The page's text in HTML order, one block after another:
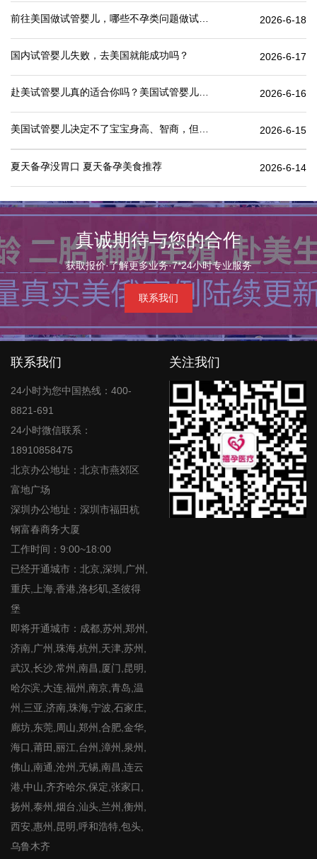
2026-6-18
国内试管婴儿失败，去美国就能成功吗？ 2026-6-17
2026-6-16
2026-6-15
夏天备孕没胃口 夏天备孕美食推荐 2026-6-14
真诚期待与您的合作
获取报价·了解更多业务·7*24小时专业服务
联系我们
联系我们
24小时为您中国热线：400-
8821-691
24小时微信联系：
18910858475
北京办公地址：北京市燕郊区
富地广场
深圳办公地址：深圳市福田杭
钢富春商务大厦
工作时间：9:00~18:00
已经开通城市：北京,深圳,广州,
重庆,上海,香港,洛杉矶,圣彼得
堡
即将开通城市：成都,苏州,郑州,
济南,广州,珠海,杭州,天津,苏州,
武汉,长沙,常州,南昌,厦门,昆明,
哈尔滨,大连,福州,南京,青岛,温
州,三亚,济南,珠海,宁波,石家庄,
廊坊,东莞,周山,郑州,合肥,金华,
海口,莆田,丽江,台州,漳州,泉州,
佛山,南通,沧州,无锡,南昌,连云
港,中山,齐齐哈尔,保定,张家口,
扬州,泰州,烟台,汕头,兰州,衡州,
西安,惠州,昆明,呼和浩特,包头,
乌鲁木齐
关注我们